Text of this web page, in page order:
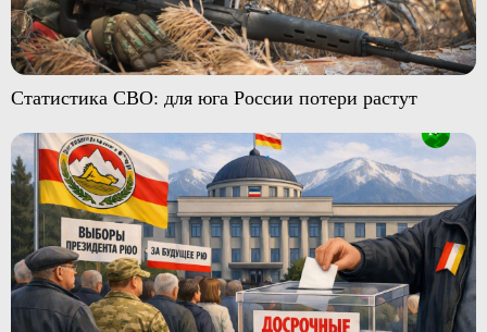
Статистика СВО: для юга России потери растут